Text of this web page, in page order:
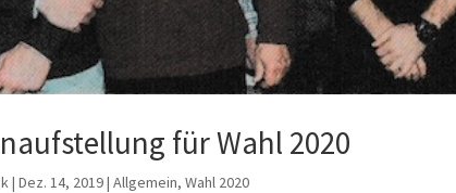
für Wahl 2020
|Dez. 14, 2019|Allgemein,Wahl 2020